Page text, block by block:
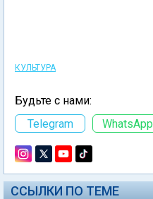
КУЛЬТУРА
Будьте с нами:
Telegram
WhatsApp
ССЫЛКИ ПО ТЕМЕ